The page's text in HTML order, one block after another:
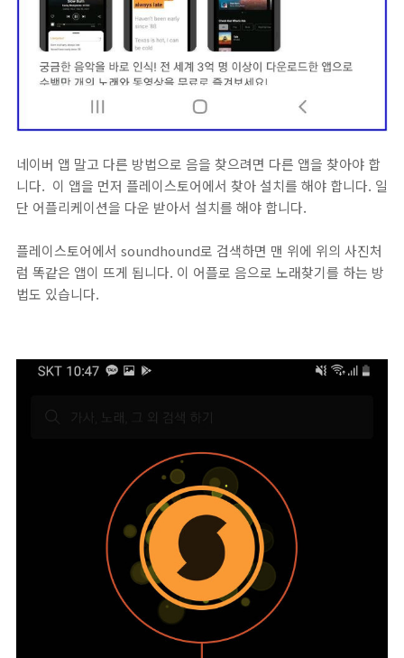
네이버 앱 말고 다른 방법으로 음을 찾으려면 다른 앱을 찾아야 합
니다. 이 앱을 먼저 플레이스토어에서 찾아 설치를 해야 합니다. 일
단 어플리케이션을 다운 받아서 설치를 해야 합니다.
플레이스토어에서 soundhound로 검색하면 맨 위에 위의 사진처
럼 똑같은 앱이 뜨게 됩니다. 이 어플로 음으로 노래찾기를 하는 방
법도 있습니다.